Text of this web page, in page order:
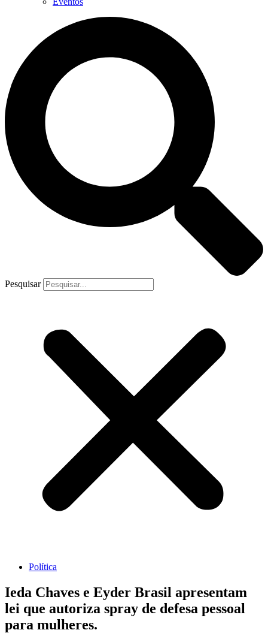
Pesquisar
Política
Ieda Chaves e Eyder Brasil apresentam
lei que autoriza spray de defesa pessoal
para mulheres.